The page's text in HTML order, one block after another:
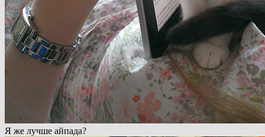
Я же лучше айпада?